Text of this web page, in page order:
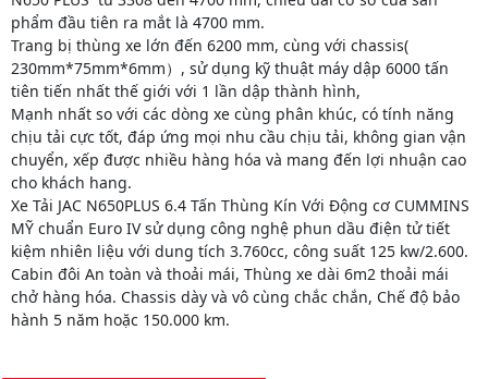
phẩm đầu tiên ra mắt là 4700 mm.
Trang bị thùng xe lớn đến 6200 mm, cùng với chassis(
230mm*75mm*6mm）, sử dụng kỹ thuật máy dập 6000 tấn
tiên tiến nhất thế giới với 1 lần dập thành hình,
Mạnh nhất so với các dòng xe cùng phân khúc, có tính năng
chịu tải cực tốt, đáp ứng mọi nhu cầu chịu tải, không gian vận
chuyển, xếp được nhiều hàng hóa và mang đến lợi nhuận cao
cho khách hang.
Xe Tải JAC N650PLUS 6.4 Tấn Thùng Kín Với Động cơ CUMMINS
MỸ chuẩn Euro IV sử dụng công nghệ phun dầu điện tử tiết
kiệm nhiên liệu với dung tích 3.760cc, công suất 125 kw/2.600.
Cabin đôi An toàn và thoải mái, Thùng xe dài 6m2 thoải mái
chở hàng hóa. Chassis dày và vô cùng chắc chắn, Chế độ bảo
hành 5 năm hoặc 150.000 km.